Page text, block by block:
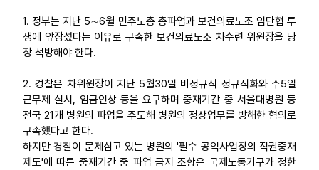
1. 정부는 지난 5∼6월 민주노총 총파업과 보건의료노조 임단협 투
쟁에 앞장섰다는 이유로 구속한 보건의료노조 차수련 위원장을 당
장 석방해야 한다.
2. 경찰은 차위원장이 지난 5월30일 비정규직 정규직화와 주5일
근무제 실시, 임금인상 등을 요구하며 중재기간 중 서울대병원 등
전국 21개 병원의 파업을 주도해 병원의 정상업무를 방해한 혐의로
구속했다고 한다.
하지만 경찰이 문제삼고 있는 병원의 '필수 공익사업장의 직권중재
제도'에 따른 중재기간 중 파업 금지 조항은 국제노동기구가 정한
자료
업무